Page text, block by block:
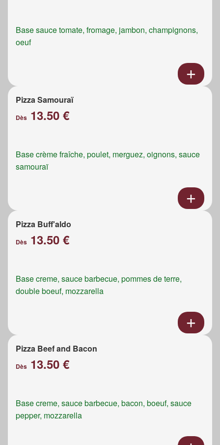
Base sauce tomate, fromage, jambon, champignons,
oeuf
Pizza Samouraï
Dès 13.50 €
Base crème fraîche, poulet, merguez, oignons, sauce
samouraï
Pizza Buff'aldo
Dès 13.50 €
Base creme, sauce barbecue, pommes de terre,
double boeuf, mozzarella
Pizza Beef and Bacon
Dès 13.50 €
Base creme, sauce barbecue, bacon, boeuf, sauce
pepper, mozzarella